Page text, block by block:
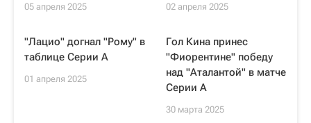
05 апреля 2025 02 апреля 2025
"Лацио" догнал "Рому" в
таблице Серии А
01 апреля 2025
Гол Кина принес
"Фиорентине" победу
над "Аталантой" в матче
Серии A
30 марта 2025